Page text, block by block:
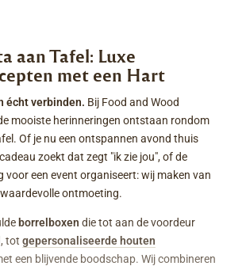
aan Tafel: Luxe
met een Hart
écht verbinden. Bij Food and Wood
mooiste herinneringen ontstaan rondom
Of je nu een ontspannen avond thuis
zoekt dat zegt "ik zie jou", of de
voor een event organiseert: wij maken van
ontmoeting.
borrelboxen die tot aan de voordeur
tot gepersonaliseerde houten
een blijvende boodschap. Wij combineren